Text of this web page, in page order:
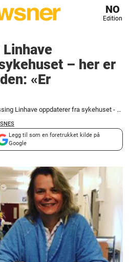
NO
Edition
– her er
«Er
Ingrid Gjessing Linhave oppdaterer fra sykehuset - her er den nye beskjeden: "Er dessverre..."
Legg til som en foretrukket kilde på
Google